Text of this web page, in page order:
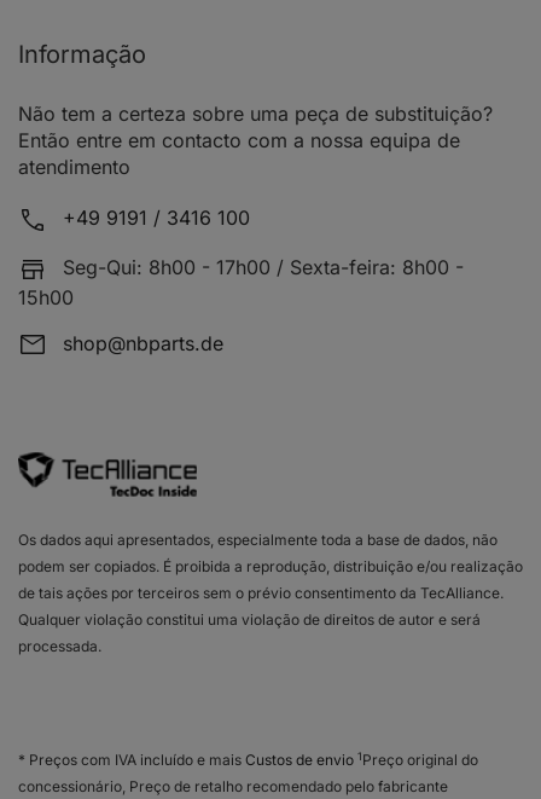
Informação
Não tem a certeza sobre uma peça de substituição?
Então entre em contacto com a nossa equipa de
atendimento
+49 9191 / 3416 100
Seg-Qui: 8h00 - 17h00 / Sexta-feira: 8h00 -
15h00
shop@nbparts.de
Os dados aqui apresentados, especialmente toda a base de dados, não
podem ser copiados. É proibida a reprodução, distribuição e/ou realização
de tais ações por terceiros sem o prévio consentimento da TecAlliance.
Qualquer violação constitui uma violação de direitos de autor e será
processada.
* Preços com IVA incluído e mais Custos de envio 1Preço original do
concessionário, Preço de retalho recomendado pelo fabricante